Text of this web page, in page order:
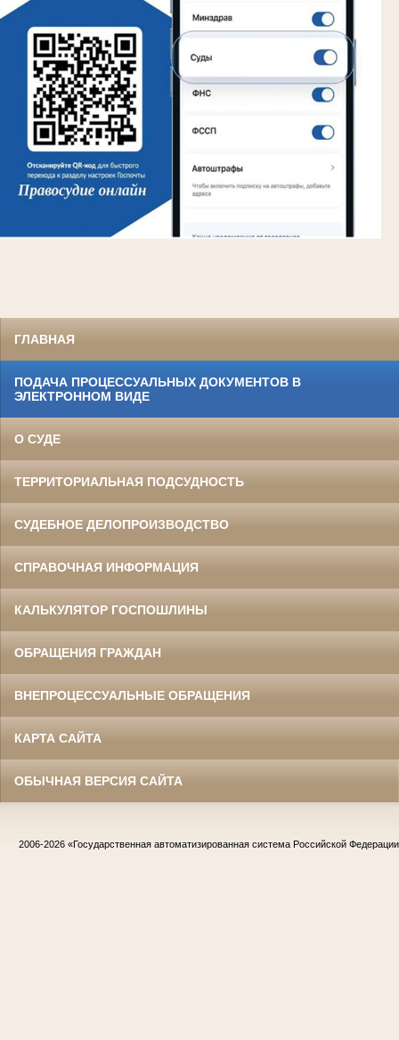
ГЛАВНАЯ
ПОДАЧА ПРОЦЕССУАЛЬНЫХ ДОКУМЕНТОВ В
ЭЛЕКТРОННОМ ВИДЕ
О СУДЕ
ТЕРРИТОРИАЛЬНАЯ ПОДСУДНОСТЬ
СУДЕБНОЕ ДЕЛОПРОИЗВОДСТВО
СПРАВОЧНАЯ ИНФОРМАЦИЯ
КАЛЬКУЛЯТОР ГОСПОШЛИНЫ
ОБРАЩЕНИЯ ГРАЖДАН
ВНЕПРОЦЕССУАЛЬНЫЕ ОБРАЩЕНИЯ
КАРТА САЙТА
ОБЫЧНАЯ ВЕРСИЯ САЙТА
2006-2026 «Государственная автоматизированная система Российской